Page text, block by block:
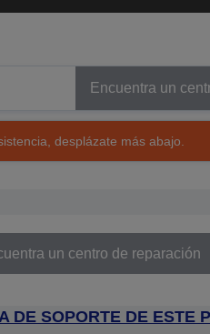
Encuentra un
desplázate más abajo.
un centro de reparación
DE SOPORTE DE ESTE